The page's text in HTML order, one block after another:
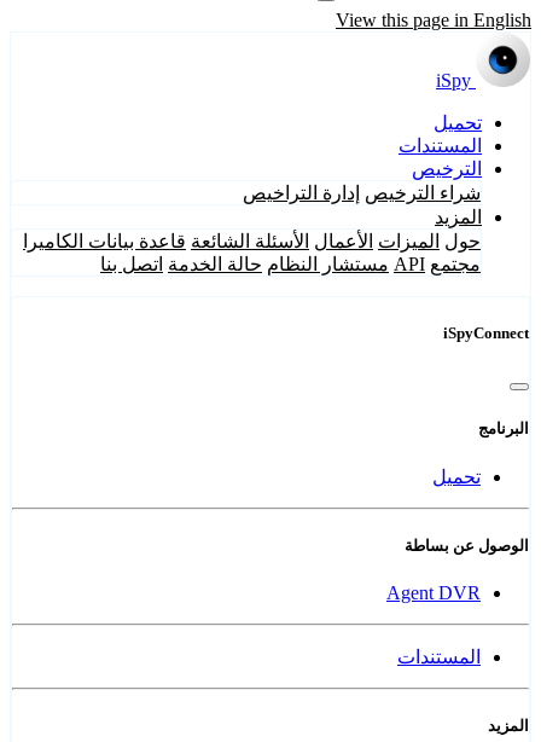
View this page in English
iSpy
تحميل
المستندات
الترخيص
شراء الترخيص إدارة التراخيص
المزيد
حول الميزات الأعمال الأسئلة الشائعة قاعدة بيانات الكاميرا
مجتمع API مستشار النظام حالة الخدمة اتصل بنا
iSpyConnect
البرنامج
تحميل
الوصول عن بساطة
Agent DVR
المستندات
المزيد